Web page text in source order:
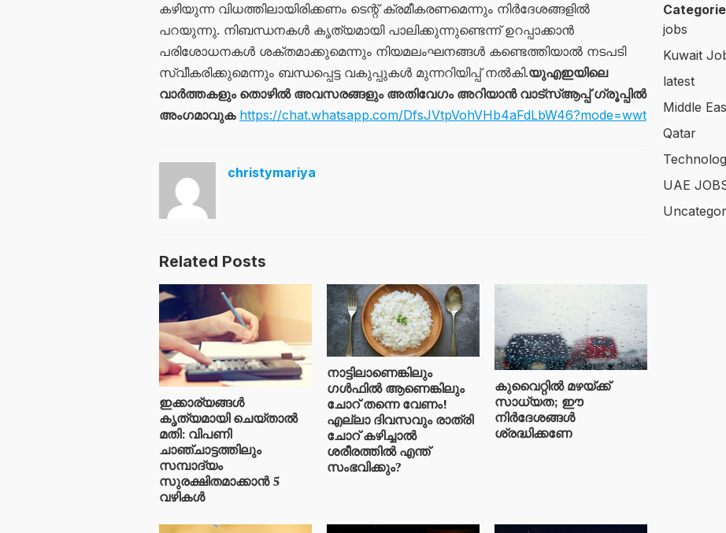
കഴിയുന്ന വിധത്തിലായിരിക്കണം ടെന്റ് ക്രമീകരണമെന്നും നിർദേശങ്ങളിൽ
പറയുന്നു. നിബന്ധനകൾ കൃത്യമായി പാലിക്കുന്നുണ്ടെന്ന് ഉറപ്പാക്കാൻ
പരിശോധനകൾ ശക്തമാക്കുമെന്നും നിയമലംഘനങ്ങൾ കണ്ടെത്തിയാൽ നടപടി
സ്വീകരിക്കുമെന്നും ബന്ധപ്പെട്ട വകുപ്പുകൾ മുന്നറിയിപ്പ് നൽകി.യുഎഇയിലെ
വാർത്തകളും തൊഴിൽ അവസരങ്ങളും അതിവേഗം അറിയാൻ വാട്സ്ആപ്പ് ഗ്രൂപ്പിൽ
അംഗമാവുക https://chat.whatsapp.com/DfsJVtpVohVHb4aFdLbW46?mode=wwt
christymariya
Related Posts
ഇക്കാര്യങ്ങൾ
കൃത്യമായി ചെയ്താൽ
മതി: വിപണി
ചാഞ്ചാട്ടത്തിലും
സമ്പാദ്യം
സുരക്ഷിതമാക്കാൻ 5
വഴികൾ
നാട്ടിലാണെങ്കിലും ​
ഗൾഫിൽ ആണെങ്കിലും
ചോറ് തന്നെ വേണം!
എല്ലാ ദിവസവും രാത്രി
ചോറ് കഴിച്ചാൽ
ശരീരത്തിൽ എന്ത്
സംഭവിക്കും?
കുവൈറ്റിൽ മഴയ്ക്ക്
സാധ്യത; ഈ
നിർദേശങ്ങൾ
ശ്രദ്ധിക്കണേ
jobs
Kuwait
latest
Middle
Qatar
UAE